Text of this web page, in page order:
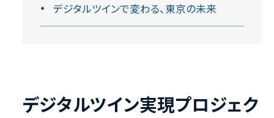
デジタルツインで変わる、東京の未来
デジタルツイン実現プロジェク